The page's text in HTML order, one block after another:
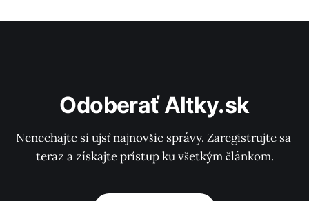
Odoberať Altky.sk
Nenechajte si ujsť najnovšie správy. Zaregistrujte sa
teraz a získajte prístup ku všetkým článkom.